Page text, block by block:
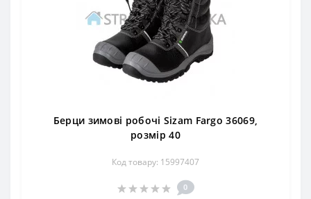
Берци зимові робочі Sizam Fargo 36069,
розмір 40
Код товару: 15997407
0